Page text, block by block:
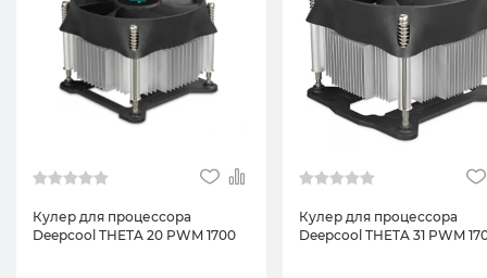
Кулер для процессора
Deepcool THETA 20 PWM 1700
Кулер для процессора
Deepcool THETA 31 PWM